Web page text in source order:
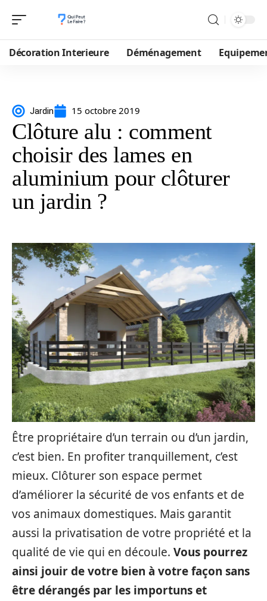
Décoration Interieure Déménagement
Jardin 15 octobre 2019
Clôture alu : comment
choisir des lames en
aluminium pour clôturer
un jardin ?
Être propriétaire d’un terrain ou d’un jardin,
c’est bien. En profiter tranquillement, c’est
mieux. Clôturer son espace permet
d’améliorer la sécurité de vos enfants et de
vos animaux domestiques. Mais garantit
aussi la privatisation de votre propriété et la
qualité de vie qui en découle. Vous pourrez
ainsi jouir de votre bien à votre façon sans
être dérangés par les importuns et